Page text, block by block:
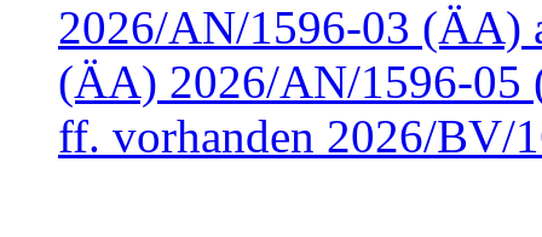
2026/AN/1596-03 (ÄA)
(ÄA) 2026/AN/1596-05
ff. vorhanden 2026/BV/